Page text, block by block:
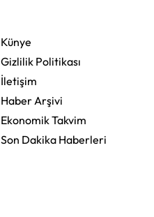
Künye
Gizlilik Politikası
İletişim
Haber Arşivi
Ekonomik Takvim
Son Dakika Haberleri